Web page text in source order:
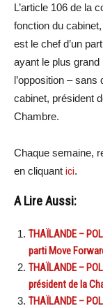
L’article 106 de la
fonction du
est le chef d’un
ayant le plus
l’opposition – sans
cabinet, président
Chambre.
Chaque semaine,
en cliquant ici.
A Lire Aussi:
THAÏLANDE –
parti Move
THAÏLANDE –
président de la
THAÏLANDE –